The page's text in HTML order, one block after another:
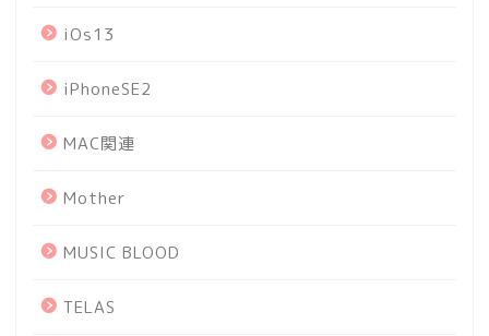
iOs13
iPhoneSE2
MAC関連
Mother
MUSIC BLOOD
TELAS